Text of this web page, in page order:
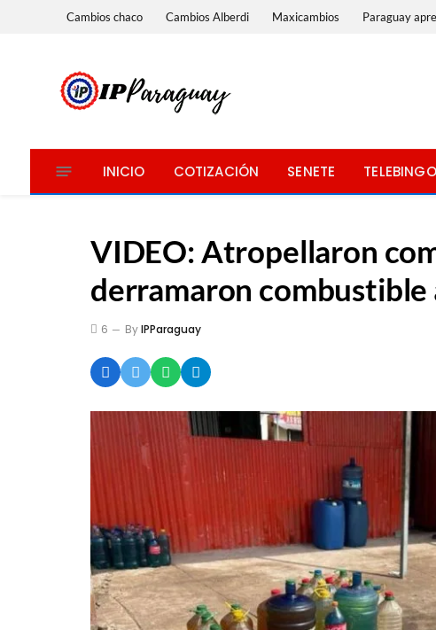
Cambios chaco Cambios Alberdi Maxicambios Paraguay
INICIO COTIZACIÓN SENETE TELEBINGO
VIDEO: Atropellaron
derramaron combustible
6 ByIPParaguay